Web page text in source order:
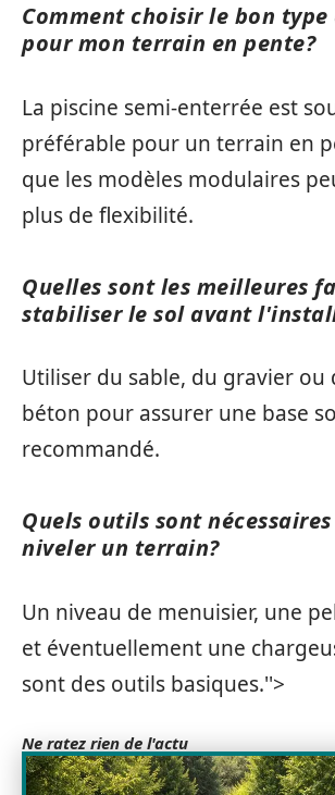
Comment choisir le bon type
pour mon terrain en pente?
La piscine semi-enterrée est
préférable pour un terrain en
que les modèles modulaires
plus de flexibilité.
Quelles sont les meilleures
stabiliser le sol avant
Utiliser du sable, du gravier ou
béton pour assurer une base
recommandé.
Quels outils sont
niveler un terrain?
Un niveau de menuisier, une
et éventuellement une
sont des outils basiques.''>
Ne ratez rien de l'actu